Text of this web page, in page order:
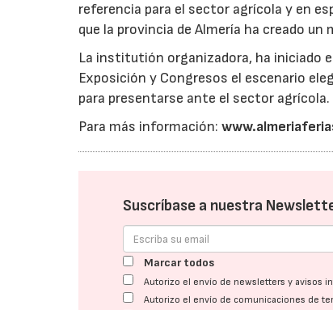
referencia para el sector agrícola y en
que la provincia de Almería ha creado
La institutión organizadora, ha iniciado
Exposición y Congresos el escenario
para presentarse ante el sector agrícola.
Para más información:
Suscríbase a nuestra
Marcar todos
Autorizo el envío de newsletters y avisos
Autorizo el envío de comunicaciones de